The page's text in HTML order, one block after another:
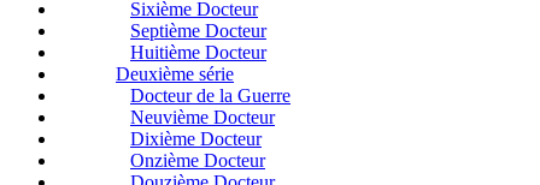
Sixième Docteur
Septième Docteur
Huitième Docteur
Deuxième série
Docteur de la Guerre
Neuvième Docteur
Dixième Docteur
Onzième Docteur